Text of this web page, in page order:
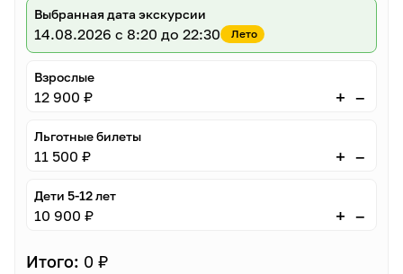
Выбранная дата экскурсии
14.08.2026 с 8:20 до 22:30 Лето
Взрослые
12 900 ₽ + –
Льготные билеты
11 500 ₽ + –
Дети 5-12 лет
10 900 ₽ + –
Итого: 0 ₽